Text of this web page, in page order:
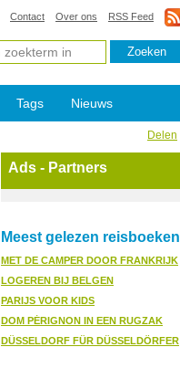
Contact Over ons RSS Feed
Tags Nieuws
Delen
Ads - Partners
Meest gelezen reisboeken
MET DE CAMPER DOOR FRANKRIJK
LOGEREN BIJ BELGEN
PARIJS VOOR KIDS
DOM PÉRIGNON IN EEN RUGZAK
DÜSSELDORF FÜR DÜSSELDÖRFER